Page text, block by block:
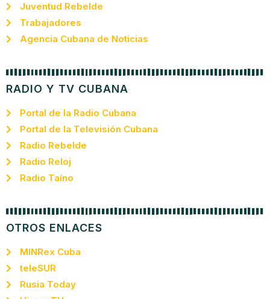
Juventud Rebelde
Trabajadores
Agencia Cubana de Noticias
RADIO Y TV CUBANA
Portal de la Radio Cubana
Portal de la Televisión Cubana
Radio Rebelde
Radio Reloj
Radio Taíno
OTROS ENLACES
MINRex Cuba
teleSUR
Rusia Today